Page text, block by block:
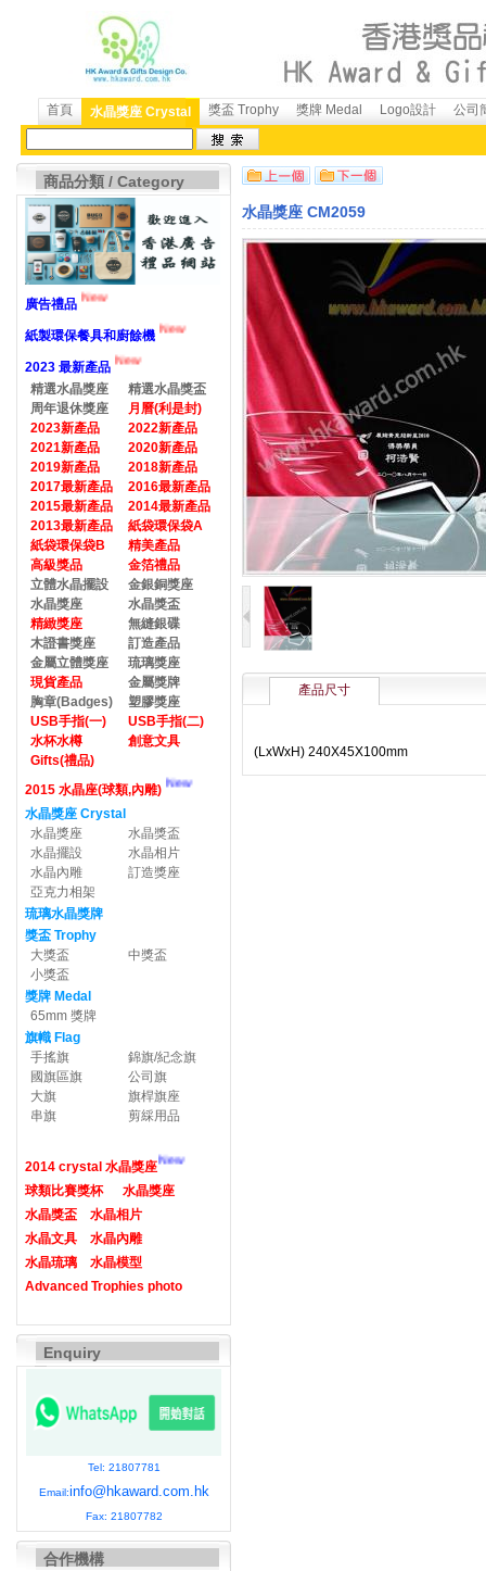
首頁 水晶獎座 Crystal 獎盃 Trophy 獎牌 Medal Logo設計 公司
商品分類 / Category
廣告禮品 New
紙製環保餐具和廚餘機 New
2023 最新產品
New
精選水晶獎座
精選水晶獎盃
周年退休獎座
月曆(利是封)
2023新產品
2022新產品
2021新產品
2020新產品
2019新產品
2018新產品
2017最新產品
2016最新產品
2015最新產品
2014最新產品
2013最新產品
紙袋環保袋A
紙袋環保袋B
精美產品
高級獎品
金箔禮品
立體水晶擺設
金銀銅獎座
水晶獎座
水晶獎盃
精緻獎座
無縫銀碟
木證書獎座
訂造產品
金屬立體獎座
琉璃獎座
現貨產品
金屬獎牌
胸章(Badges)
塑膠獎座
USB手指(一)
USB手指(二)
水杯水樽
創意文具
Gifts(禮品)
2015 水晶座(球類,內雕)
New
水晶獎座 Crystal
水晶獎座
水晶獎盃
水晶擺設
水晶相片
水晶內雕
訂造獎座
亞克力相架
琉璃水晶獎牌
獎盃 Trophy
大獎盃
中獎盃
小獎盃
獎牌 Medal
65mm 獎牌
旗幟 Flag
手搖旗
錦旗/紀念旗
國旗區旗
公司旗
大旗
旗桿旗座
串旗
剪綵用品
2014 crystal 水晶獎座 New
球類比賽獎杯
水晶獎座
水晶獎盃
水晶相片
水晶文具
水晶內雕
水晶琉璃
水晶模型
Advanced Trophies photo
Enquiry
Tel: 21807781
Email:info@hkaward.com.hk
Fax: 21807782
合作機構
水晶獎座 CM2059
產品尺寸
(LxWxH) 240X45X100mm